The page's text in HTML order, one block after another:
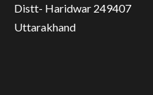
Distt- Haridwar 249407
Uttarakhand